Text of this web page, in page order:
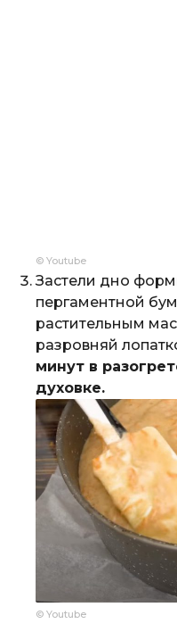
© Youtube
Застели дно
пергаментной
растительным
разровняй
минут в
духовке.
© Youtube